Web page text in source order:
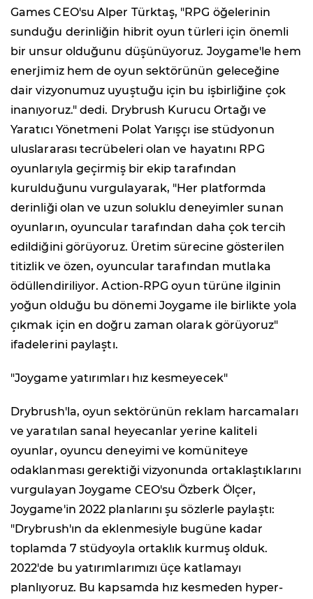
Games CEO'su Alper Türktaş, "RPG öğelerinin
sunduğu derinliğin hibrit oyun türleri için önemli
bir unsur olduğunu düşünüyoruz. Joygame'le hem
enerjimiz hem de oyun sektörünün geleceğine
dair vizyonumuz uyuştuğu için bu işbirliğine çok
inanıyoruz." dedi. Drybrush Kurucu Ortağı ve
Yaratıcı Yönetmeni Polat Yarışçı ise stüdyonun
uluslararası tecrübeleri olan ve hayatını RPG
oyunlarıyla geçirmiş bir ekip tarafından
kurulduğunu vurgulayarak, "Her platformda
derinliği olan ve uzun soluklu deneyimler sunan
oyunların, oyuncular tarafından daha çok tercih
edildiğini görüyoruz. Üretim sürecine gösterilen
titizlik ve özen, oyuncular tarafından mutlaka
ödüllendiriliyor. Action-RPG oyun türüne ilginin
yoğun olduğu bu dönemi Joygame ile birlikte yola
çıkmak için en doğru zaman olarak görüyoruz"
ifadelerini paylaştı.
"Joygame yatırımları hız kesmeyecek"
Drybrush'la, oyun sektörünün reklam harcamaları
ve yaratılan sanal heyecanlar yerine kaliteli
oyunlar, oyuncu deneyimi ve komüniteye
odaklanması gerektiği vizyonunda ortaklaştıklarını
vurgulayan Joygame CEO'su Özberk Ölçer,
Joygame'in 2022 planlarını şu sözlerle paylaştı:
"Drybrush'ın da eklenmesiyle bugüne kadar
toplamda 7 stüdyoyla ortaklık kurmuş olduk.
2022'de bu yatırımlarımızı üçe katlamayı
planlıyoruz. Bu kapsamda hız kesmeden hyper-